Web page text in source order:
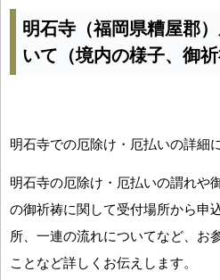
明石寺（福岡県糟屋郡
いて（境内の様子、御
明石寺での厄除け・厄払いの詳細
明石寺の厄除け・厄払いの謂れや
の御祈祷に関して受付場所から申
所、一連の流れについてなど、お
ことなど詳しくお伝えします。